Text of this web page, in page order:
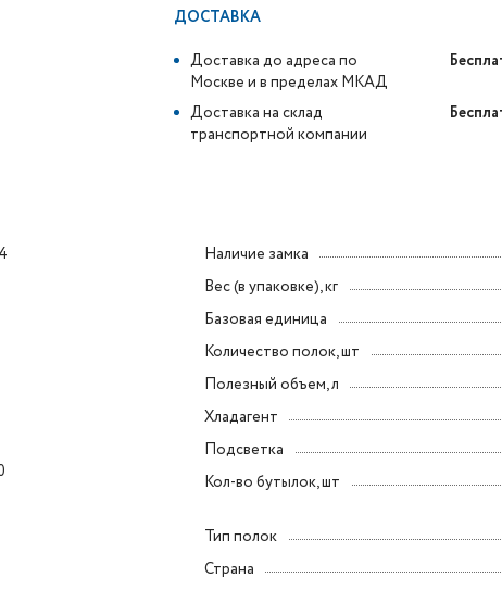
ДОСТАВКА
Доставка до адреса по
Москве и в пределах МКАД
Доставка на склад
транспортной компании
Наличие замка
Вес (в упаковке), кг
Базовая единица
Количество полок, шт
Полезный объем, л
Хладагент
Подсветка
Кол-во бутылок, шт
Тип полок
Страна